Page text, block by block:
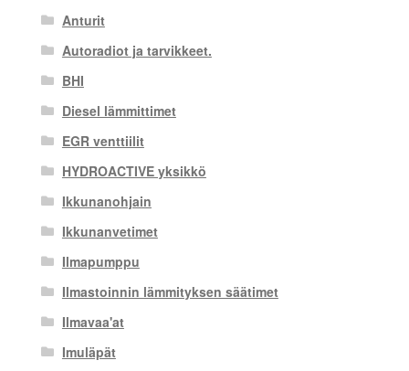
Anturit
Autoradiot ja tarvikkeet.
BHI
Diesel lämmittimet
EGR venttiilit
HYDROACTIVE yksikkö
Ikkunanohjain
Ikkunanvetimet
Ilmapumppu
Ilmastoinnin lämmityksen säätimet
Ilmavaa'at
Imuläpät